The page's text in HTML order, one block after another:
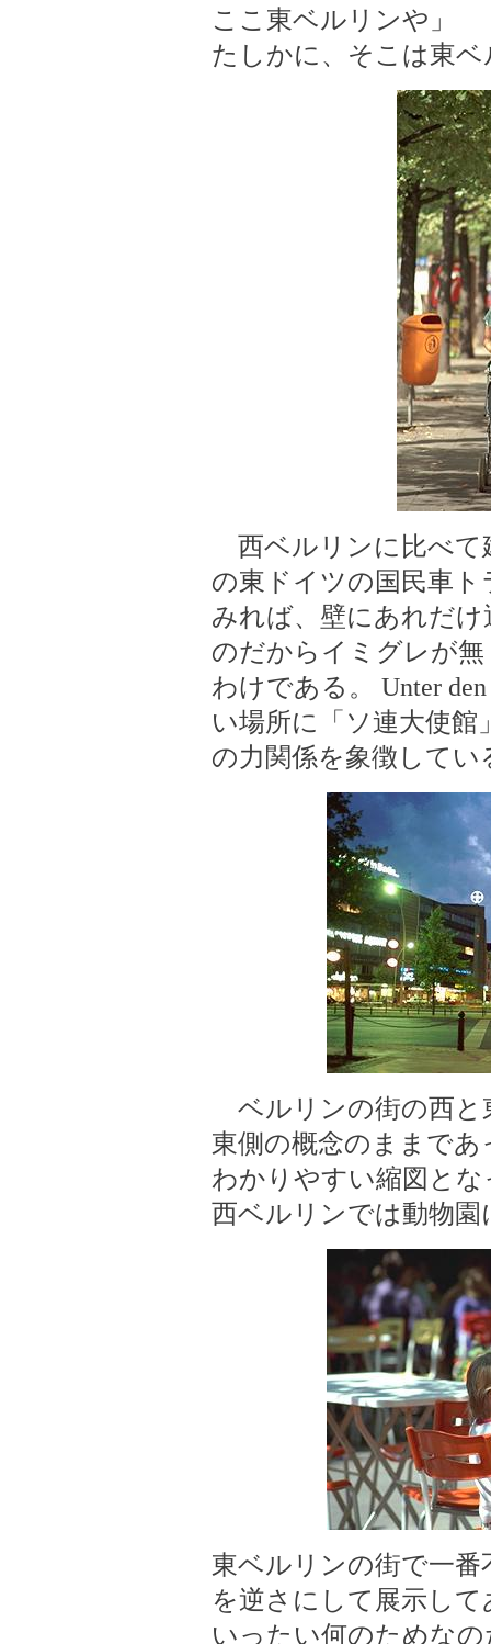
ここ東ベルリンや」
たしかに、そこは東
西ベルリンに比べて
の東ドイツの国民車
みれば、壁にあれだ
のだからイミグレが
わけである。 Unter
い場所に「ソ連大使
の力関係を象徴して
ベルリンの街の西と
東側の概念のままであ
わかりやすい縮図と
西ベルリンでは動物
東ベルリンの街で一
を逆さにして展示し
いったい何のためな